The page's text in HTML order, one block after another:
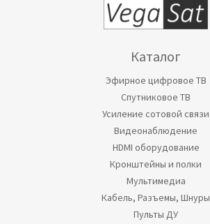
Каталог
Эфирное цифровое ТВ
Спутниковое ТВ
Усиление сотовой связи
Видеонаблюдение
HDMI оборудование
Кронштейны и полки
Мультимедиа
Кабель, Разъемы, Шнуры
Пульты ДУ